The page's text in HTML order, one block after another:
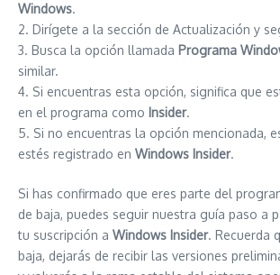
Windows.
2. Dirígete a la sección de Actualización y
3. Busca la opción llamada Programa
similar.
4. Si encuentras esta opción, significa que
en el programa como Insider.
5. Si no encuentras la opción mencionada,
estés registrado en Windows Insider.
Si has confirmado que eres parte del
de baja, puedes seguir nuestra guía paso a
tu suscripción a Windows Insider. Recuerda
baja, dejarás de recibir las versiones